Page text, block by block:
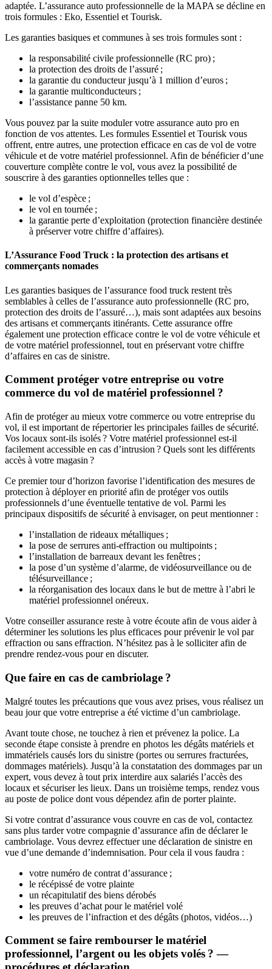
adaptée. L’assurance auto professionnelle de la MAPA se décline en
trois formules : Eko, Essentiel et Tourisk.
Les garanties basiques et communes à ses trois formules sont :
la responsabilité civile professionnelle (RC pro) ;
la protection des droits de l’assuré ;
la garantie du conducteur jusqu’à 1 million d’euros ;
la garantie multiconducteurs ;
l’assistance panne 50 km.
Vous pouvez par la suite moduler votre assurance auto pro en
fonction de vos attentes. Les formules Essentiel et Tourisk vous
offrent, entre autres, une protection efficace en cas de vol de votre
véhicule et de votre matériel professionnel. Afin de bénéficier d’une
couverture complète contre le vol, vous avez la possibilité de
souscrire à des garanties optionnelles telles que :
le vol d’espèce ;
le vol en tournée ;
la garantie perte d’exploitation (protection financière destinée
à préserver votre chiffre d’affaires).
L’Assurance Food Truck : la protection des artisans et
commerçants nomades
Les garanties basiques de l’assurance food truck restent très
semblables à celles de l’assurance auto professionnelle (RC pro,
protection des droits de l’assuré…), mais sont adaptées aux besoins
des artisans et commerçants itinérants. Cette assurance offre
également une protection efficace contre le vol de votre véhicule et
de votre matériel professionnel, tout en préservant votre chiffre
d’affaires en cas de sinistre.
Comment protéger votre entreprise ou votre
commerce du vol de matériel professionnel ?
Afin de protéger au mieux votre commerce ou votre entreprise du
vol, il est important de répertorier les principales failles de sécurité.
Vos locaux sont-ils isolés ? Votre matériel professionnel est-il
facilement accessible en cas d’intrusion ? Quels sont les différents
accès à votre magasin ?
Ce premier tour d’horizon favorise l’identification des mesures de
protection à déployer en priorité afin de protéger vos outils
professionnels d’une éventuelle tentative de vol. Parmi les
principaux dispositifs de sécurité à envisager, on peut mentionner :
l’installation de rideaux métalliques ;
la pose de serrures anti-effraction ou multipoints ;
l’installation de barreaux devant les fenêtres ;
la pose d’un système d’alarme, de vidéosurveillance ou de
télésurveillance ;
la réorganisation des locaux dans le but de mettre à l’abri le
matériel professionnel onéreux.
Votre conseiller assurance reste à votre écoute afin de vous aider à
déterminer les solutions les plus efficaces pour prévenir le vol par
effraction ou sans effraction. N’hésitez pas à le solliciter afin de
prendre rendez-vous pour en discuter.
Que faire en cas de cambriolage ?
Malgré toutes les précautions que vous avez prises, vous réalisez un
beau jour que votre entreprise a été victime d’un cambriolage.
Avant toute chose, ne touchez à rien et prévenez la police. La
seconde étape consiste à prendre en photos les dégâts matériels et
immatériels causés lors du sinistre (portes ou serrures fracturées,
dommages matériels). Jusqu’à la constatation des dommages par un
expert, vous devez à tout prix interdire aux salariés l’accès des
locaux et sécuriser les lieux. Dans un troisième temps, rendez vous
au poste de police dont vous dépendez afin de porter plainte.
Si votre contrat d’assurance vous couvre en cas de vol, contactez
sans plus tarder votre compagnie d’assurance afin de déclarer le
cambriolage. Vous devrez effectuer une déclaration de sinistre en
vue d’une demande d’indemnisation. Pour cela il vous faudra :
votre numéro de contrat d’assurance ;
le récépissé de votre plainte
un récapitulatif des biens dérobés
les preuves d’achat pour le matériel volé
les preuves de l’infraction et des dégâts (photos, vidéos…)
Comment se faire rembourser le matériel
professionnel, l’argent ou les objets volés ? —